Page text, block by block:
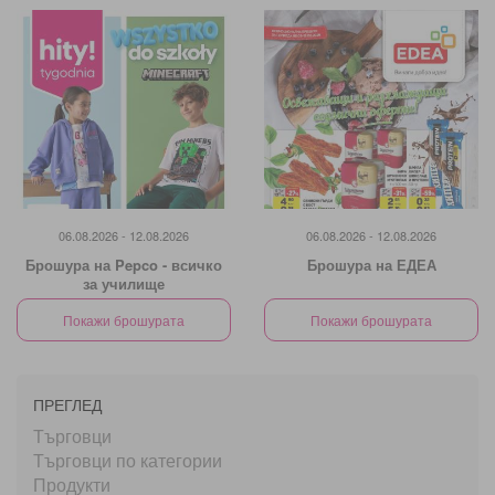
06.08.2026 - 12.08.2026
Брошура на Pepco - всичко
за училище
Покажи брошурата
06.08.2026 - 12.08.2026
Брошура на ЕДЕА
Покажи брошурата
ПРЕГЛЕД
Търговци
Търговци по категории
Продукти